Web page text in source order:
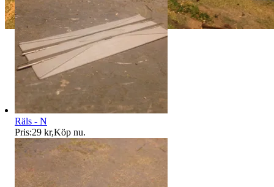
Räls - N
Pris:29 kr,Köp nu.